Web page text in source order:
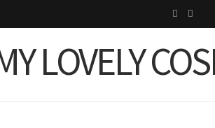
s n